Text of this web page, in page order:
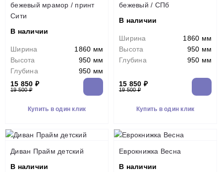
бежевый мрамор / принт
Сити
В наличии
Ширина
1860 мм
Высота
950 мм
Глубина
950 мм
15 850 ₽
19 500 ₽
Купить в один клик
бежевый / СПб
В наличии
Ширина
1860 мм
Высота
950 мм
Глубина
950 мм
15 850 ₽
19 500 ₽
Купить в один клик
Диван Прайм детский
В наличии
Еврокнижка Весна
В наличии